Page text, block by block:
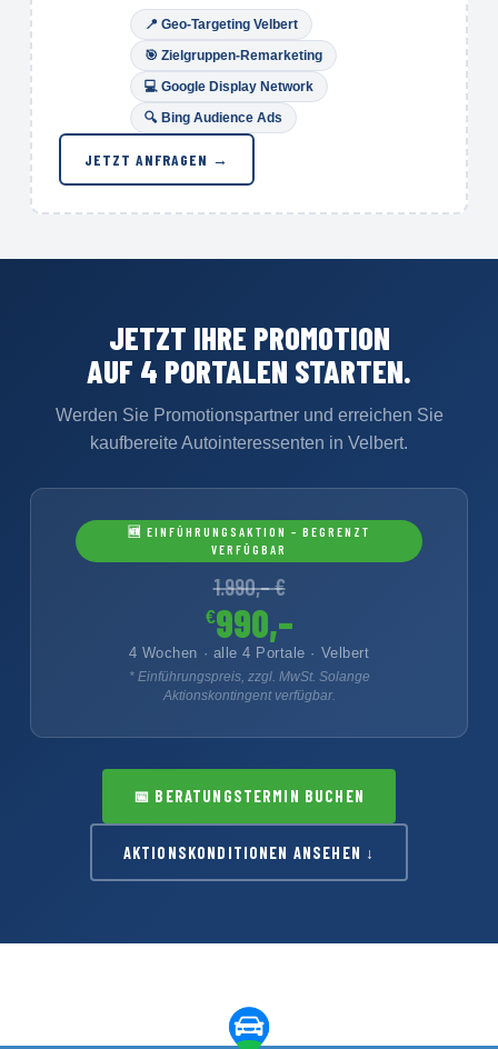
📍 Geo-Targeting Velbert
🎯 Zielgruppen-Remarketing
💻 Google Display Network
🔍Bing Audience Ads
JETZT ANFRAGEN →
JETZT IHRE PROMOTION
AUF 4 PORTALEN STARTEN.
Werden Sie Promotionspartner und erreichen Sie
kaufbereite Autointeressenten in Velbert.
🆕 EINFÜHRUNGSAKTION – BEGRENZT
VERFÜGBAR
1.990,– €
€990,–
4 Wochen · alle 4 Portale · Velbert
* Einführungspreis, zzgl. MwSt. Solange
Aktionskontingent verfügbar.
📅 BERATUNGSTERMIN BUCHEN
AKTIONSKONDITIONEN ANSEHEN ↓